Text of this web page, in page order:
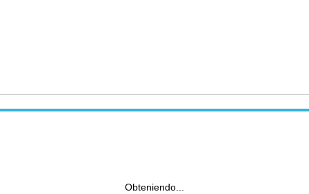
Obteniendo...